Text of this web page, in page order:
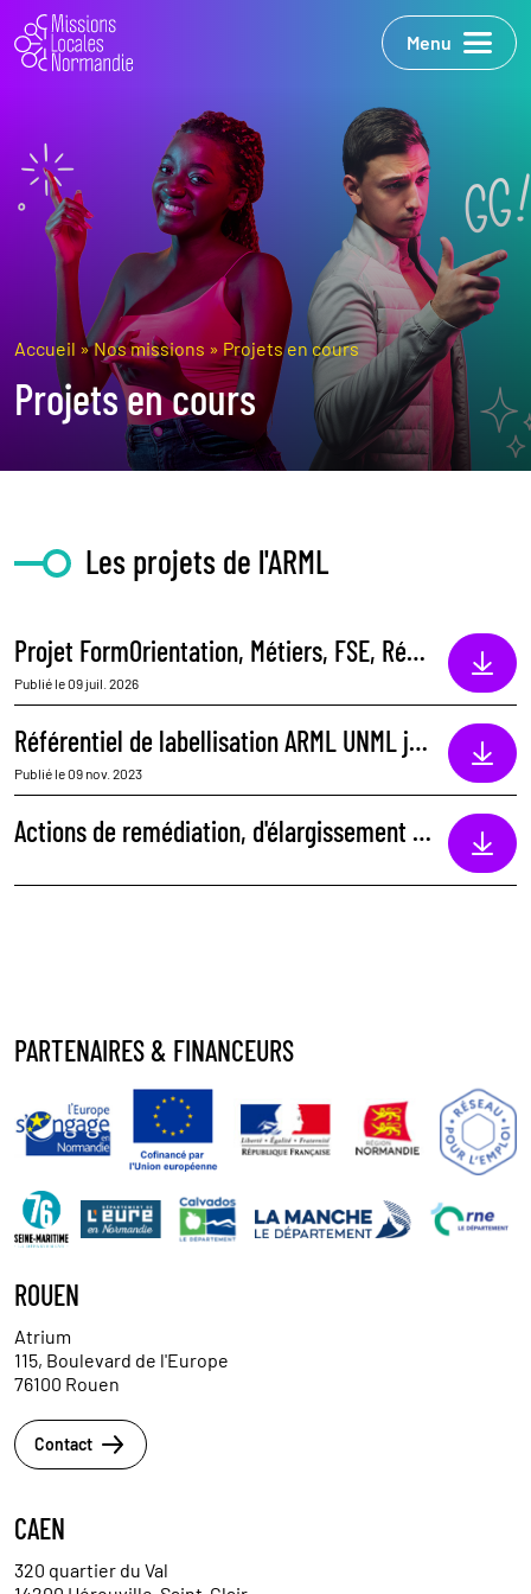
Menu
Accueil »Nos missions » Projets en cours
Projets en cours
Les projets de l'ARML
Projet FormOrientation, Métiers, FSE, Région
Publié le 09 juil. 2026
Référentiel de labellisation ARML UNML janvier 2023
Publié le 09 nov. 2023
Actions de remédiation, d'élargissement des choix professionnels et de développement des compétences pour les jeunes Normands (FSE+Région)
PARTENAIRES & FINANCEURS
ROUEN
Atrium
115, Boulevard de l'Europe
76100 Rouen
Contact
CAEN
320 quartier du Val